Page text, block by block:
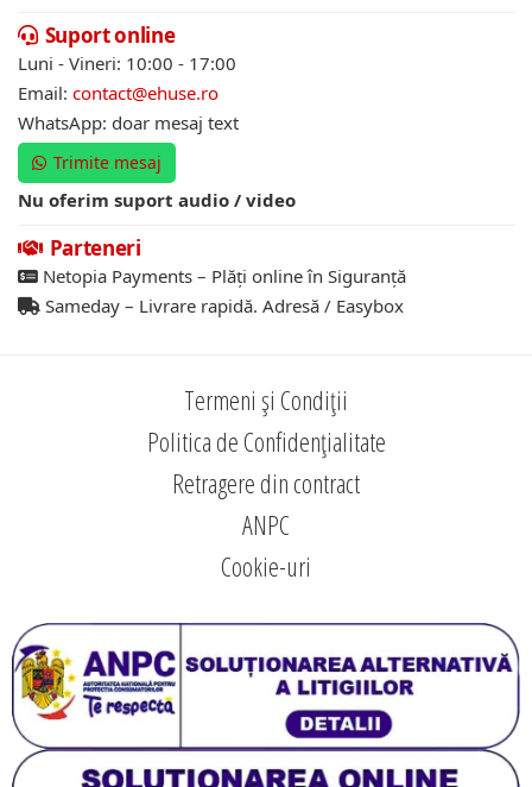
Suport online
Luni - Vineri: 10:00 - 17:00
Email: contact@ehuse.ro
WhatsApp: doar mesaj text
Trimite mesaj
Nu oferim suport audio / video
Parteneri
Netopia Payments – Plăți online în Siguranță
Sameday – Livrare rapidă. Adresă / Easybox
Termeni și Condiții
Politica de Confidențialitate
Retragere din contract
ANPC
Cookie-uri